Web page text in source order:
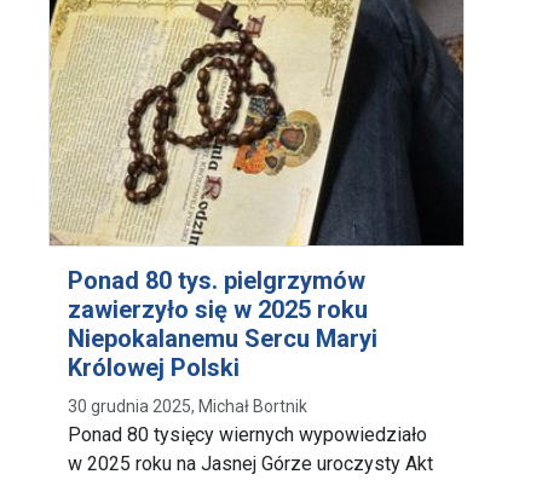
Ponad 80 tys. pielgrzymów
zawierzyło się w 2025 roku
Niepokalanemu Sercu Maryi
Królowej Polski
30 grudnia 2025, Michał Bortnik
Ponad 80 tysięcy wiernych wypowiedziało
w 2025 roku na Jasnej Górze uroczysty Akt